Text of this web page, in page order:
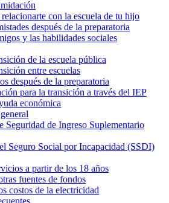
con la escuela de tu hijo
después de la preparatoria
y las habilidades sociales
de la escuela pública
entre escuelas
después de la preparatoria
para la transición a través del IEP
económica
Seguridad de Ingreso Suplementario
Seguro Social por Incapacidad (SSDI)
a partir de los 18 años
fuentes de fondos
costos de la electricidad